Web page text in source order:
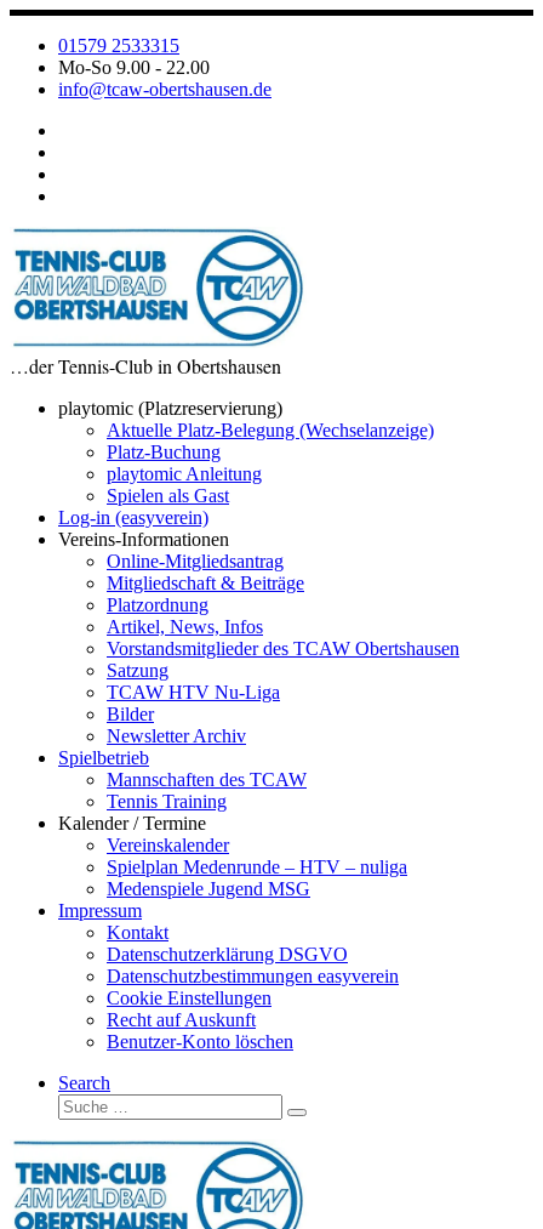
Zum
Inhalt
springen
01579 2533315
Mo-So 9.00 - 22.00
info@tcaw-obertshausen.de
…der Tennis-Club in Obertshausen
playtomic (Platzreservierung)
Aktuelle Platz-Belegung (Wechselanzeige)
Platz-Buchung
playtomic Anleitung
Spielen als Gast
Log-in (easyverein)
Vereins-Informationen
Online-Mitgliedsantrag
Mitgliedschaft & Beiträge
Platzordnung
Artikel, News, Infos
Vorstandsmitglieder des TCAW Obertshausen
Satzung
TCAW HTV Nu-Liga
Bilder
Newsletter Archiv
Spielbetrieb
Mannschaften des TCAW
Tennis Training
Kalender / Termine
Vereinskalender
Spielplan Medenrunde – HTV – nuliga
Medenspiele Jugend MSG
Impressum
Kontakt
Datenschutzerklärung DSGVO
Datenschutzbestimmungen easyverein
Cookie Einstellungen
Recht auf Auskunft
Benutzer-Konto löschen
Search
Suche
Suche